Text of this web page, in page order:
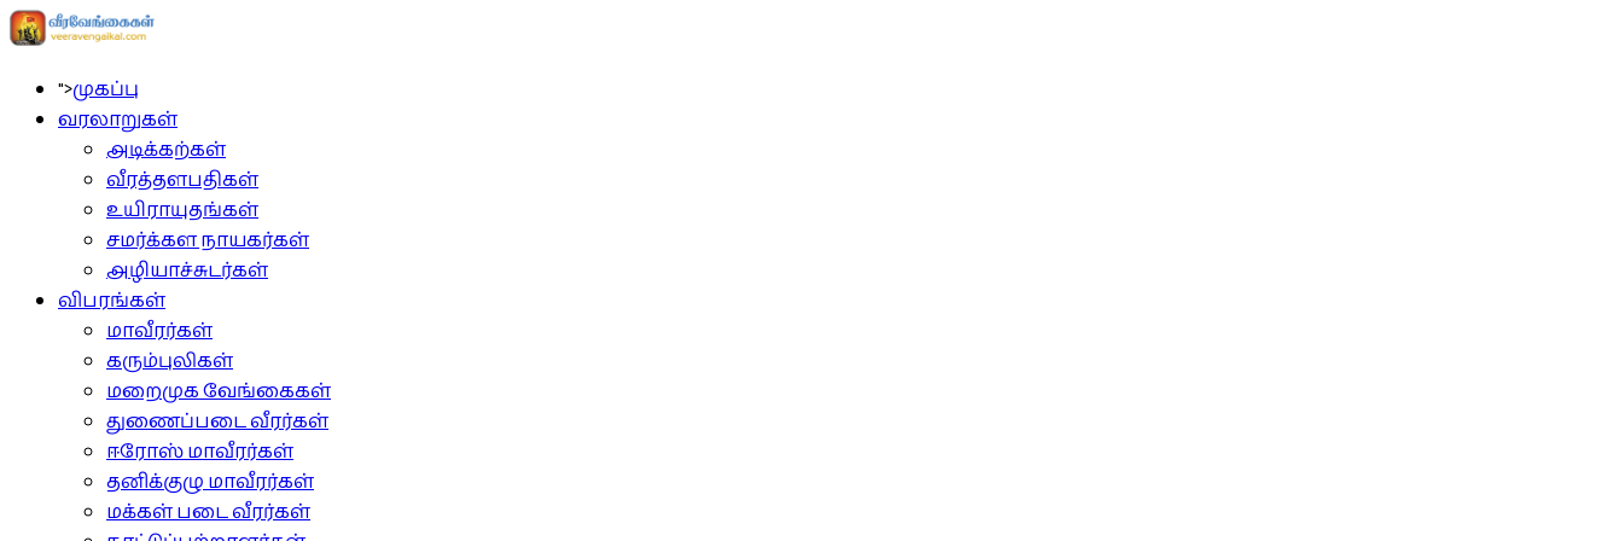
">முகப்பு
வரலாறுகள்
அடிக்கற்கள்
வீரத்தளபதிகள்
உயிராயுதங்கள்
சமர்க்கள நாயகர்கள்
அழியாச்சுடர்கள்
விபரங்கள்
மாவீரர்கள்
கரும்புலிகள்
மறைமுக வேங்கைகள்
துணைப்படை வீரர்கள்
ஈரோஸ் மாவீரர்கள்
தனிக்குழு மாவீரர்கள்
மக்கள் படை வீரர்கள்